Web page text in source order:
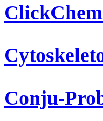
Conju-